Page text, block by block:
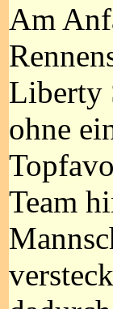
Am
Liberty
ohne
Team